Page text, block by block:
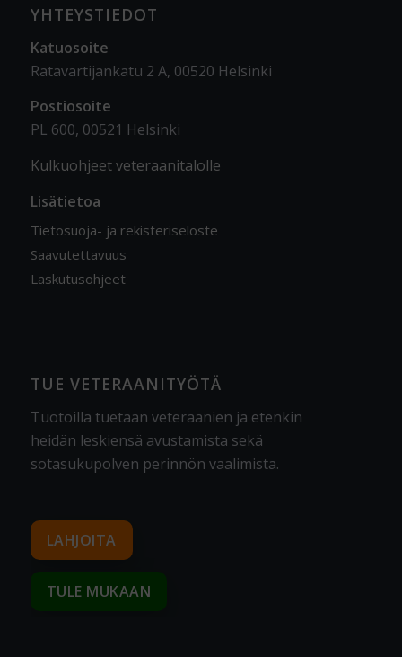
YHTEYSTIEDOT
Katuosoite
Ratavartijankatu 2 A, 00520 Helsinki
Postiosoite
PL 600, 00521 Helsinki
Kulkuohjeet veteraanitalolle
Lisätietoa
Tietosuoja- ja rekisteriseloste
Saavutettavuus
Laskutusohjeet
TUE VETERAANITYÖTÄ
Tuotoilla tuetaan veteraanien ja etenkin
heidän leskiensä avustamista sekä
sotasukupolven perinnön vaalimista.
LAHJOITA
TULE MUKAAN